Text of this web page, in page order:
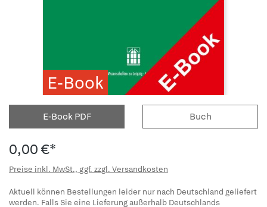
E-Book
E-Book PDF Buch
0,00 €*
Preise inkl. MwSt., ggf. zzgl. Versandkosten
Aktuell können Bestellungen leider nur nach Deutschland geliefert
werden. Falls Sie eine Lieferung außerhalb Deutschlands